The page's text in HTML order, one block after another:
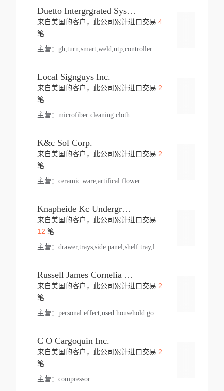
Duetto Intergrgrated Systems Inc.
来自美国的客户，此公司累计进口交易 4
笔
主营： gh,turn,smart,weld,utp,controller
Local Signguys Inc.
来自美国的客户，此公司累计进口交易 2
笔
主营： microfiber cleaning cloth
K&c Sol Corp.
来自美国的客户，此公司累计进口交易 2
笔
主营： ceramic ware,artifical flower
Knapheide Kc Underground
来自美国的客户，此公司累计进口交易
12 笔
主营：
Russell James Cornelia Arlington Va
来自美国的客户，此公司累计进口交易 2
笔
主营： personal effect,used household goods
C O Cargoquin Inc.
来自美国的客户，此公司累计进口交易 2
笔
主营： compressor